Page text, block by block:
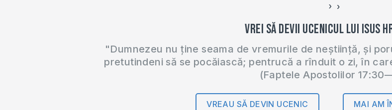
‹ ›
Vrei să devii ucenicul lui Isus
"Dumnezeu nu ține seama de vremurile de neștiință, și
pretutindeni să se pocăiască; pentrucă a rînduit o zi, în
(Faptele Apostolilor
VREAU SĂ DEVIN UCENIC MAI AM